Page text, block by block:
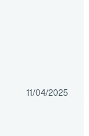
11/04/2025